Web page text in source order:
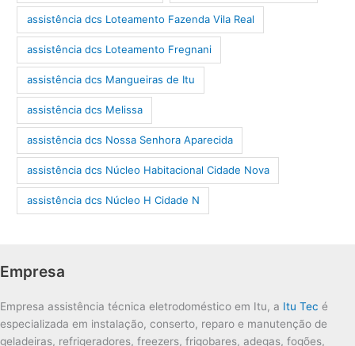
assistência dcs Loteamento Fazenda Vila Real
assistência dcs Loteamento Fregnani
assistência dcs Mangueiras de Itu
assistência dcs Melissa
assistência dcs Nossa Senhora Aparecida
assistência dcs Núcleo Habitacional Cidade Nova
assistência dcs Núcleo H Cidade N
Empresa
Empresa assistência técnica eletrodoméstico em Itu, a Itu Tec é
especializada em instalação, conserto, reparo e manutenção de
geladeiras, refrigeradores, freezers, frigobares, adegas, fogões,